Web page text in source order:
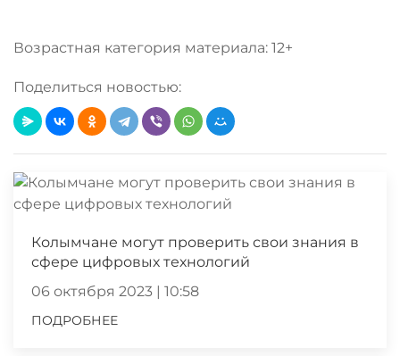
Возрастная категория материала: 12+
Поделиться новостью:
Колымчане могут проверить свои знания в
сфере цифровых технологий
06 октября 2023 | 10:58
ПОДРОБНЕЕ